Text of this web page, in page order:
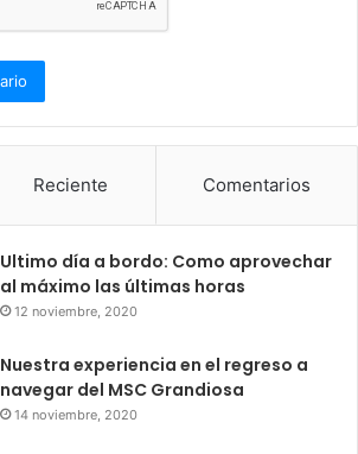
Reciente Comentarios
Ultimo día a bordo: Como aprovechar
al máximo las últimas horas
12 noviembre, 2020
Nuestra experiencia en el regreso a
navegar del MSC Grandiosa
14 noviembre, 2020